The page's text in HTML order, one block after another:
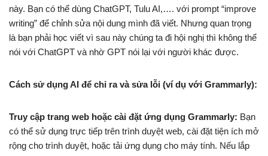
này. Bạn có thể dùng ChatGPT, Tulu AI,…. với prompt “improve
writing” để chỉnh sửa nội dung mình đã viết. Nhưng quan trọng
là bạn phải học viết vì sau này chúng ta đi hội nghị thì không thể
nói với ChatGPT và nhờ GPT nói lại với người khác được.
Cách sử dụng AI để chỉ ra và sửa lỗi (ví dụ với Grammarly):
Truy cập trang web hoặc cài đặt ứng dụng Grammarly: Bạn
có thể sử dụng trực tiếp trên trình duyệt web, cài đặt tiện ích mở
rộng cho trình duyệt, hoặc tải ứng dụng cho máy tính. Nếu lắp